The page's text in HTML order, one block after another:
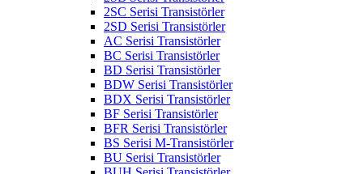
2SC Serisi Transistörler
2SD Serisi Transistörler
AC Serisi Transistörler
BC Serisi Transistörler
BD Serisi Transistörler
BDW Serisi Transistörler
BDX Serisi Transistörler
BF Serisi Transistörler
BFR Serisi Transistörler
BS Serisi M-Transistörler
BU Serisi Transistörler